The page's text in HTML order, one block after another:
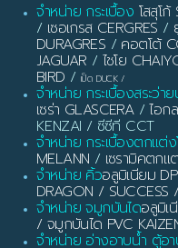
จำหน่าย กระเบื้อง โสสุโ
/ เซอเกรส CERGRES /
DURAGRES / คอตโต้
JAGUAR / ไชโย
BIRD / เป็ด DUCK /
จำหน่าย กระเบื้องสระว่า
เซร่า GLASCERA/ไอก
KENZAI / ซีซีที CCT
จำหน่าย กระเบื้องตกแต่ง
MELANN / เซรามิคตกแ
จำหน่าย คิ้วอลูมิเนียม
DRAGON / SUCCESS
จำหน่าย จมูกบันไดอลูมิเ
/ จมูกบันได PVC
จำหน่าย อ่างอาบน้ำ ตู้อ